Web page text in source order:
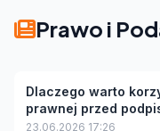
Prawo i
Dlaczego warto
prawnej przed
23.06.2026 17:26